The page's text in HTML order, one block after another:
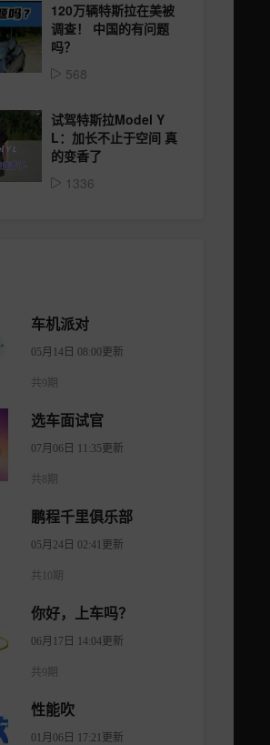
120万辆特斯拉在美被
调查！ 中国的有问题
吗？
568
试驾特斯拉Model Y
L：加长不止于空间 真
的变香了
1336
车机派对
05月14日 08:00更新
共9期
选车面试官
07月06日 11:35更新
共8期
鹏程千里俱乐部
05月24日 02:41更新
共10期
你好，上车吗？
06月17日 14:04更新
共9期
性能吹
01月06日 17:21更新